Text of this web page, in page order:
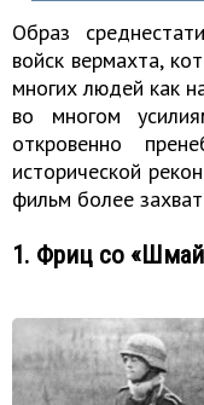
Образ
войск вермахта,
многих людей как
во многом
откровенно
исторической
фильм более
1. Фриц со